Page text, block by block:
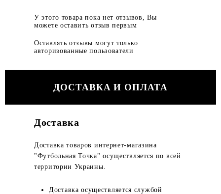
У этого товара пока нет отзывов, Вы
можете оставить отзыв первым
Оставлять отзывы могут только
авторизованные пользователи
ДОСТАВКА И ОПЛАТА
Доставка
Доставка товаров интернет-магазина
"Футбольная Точка" осуществляется по всей
территории Украины.
Доставка осуществляется службой